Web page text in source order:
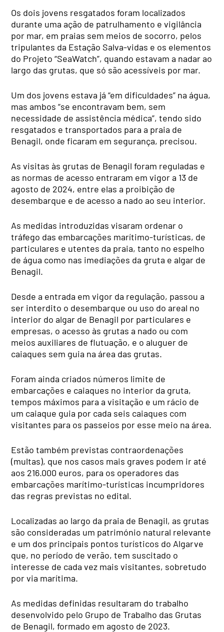
Os dois jovens resgatados foram localizados
durante uma ação de patrulhamento e vigilância
por mar, em praias sem meios de socorro, pelos
tripulantes da Estação Salva-vidas e os elementos
do Projeto “SeaWatch”, quando estavam a nadar ao
largo das grutas, que só são acessíveis por mar.
Um dos jovens estava já “em dificuldades” na água,
mas ambos “se encontravam bem, sem
necessidade de assistência médica”, tendo sido
resgatados e transportados para a praia de
Benagil, onde ficaram em segurança, precisou.
As visitas às grutas de Benagil foram reguladas e
as normas de acesso entraram em vigor a 13 de
agosto de 2024, entre elas a proibição de
desembarque e de acesso a nado ao seu interior.
As medidas introduzidas visaram ordenar o
tráfego das embarcações marítimo-turísticas, de
particulares e utentes da praia, tanto no espelho
de água como nas imediações da gruta e algar de
Benagil.
Desde a entrada em vigor da regulação, passou a
ser interdito o desembarque ou uso do areal no
interior do algar de Benagil por particulares e
empresas, o acesso às grutas a nado ou com
meios auxiliares de flutuação, e o aluguer de
caiaques sem guia na área das grutas.
Foram ainda criados números limite de
embarcações e caiaques no interior da gruta,
tempos máximos para a visitação e um rácio de
um caiaque guia por cada seis caiaques com
visitantes para os passeios por esse meio na área.
Estão também previstas contraordenações
(multas), que nos casos mais graves podem ir até
aos 216.000 euros, para os operadores das
embarcações marítimo-turísticas incumpridores
das regras previstas no edital.
Localizadas ao largo da praia de Benagil, as grutas
são consideradas um património natural relevante
e um dos principais pontos turísticos do Algarve
que, no período de verão, tem suscitado o
interesse de cada vez mais visitantes, sobretudo
por via marítima.
As medidas definidas resultaram do trabalho
desenvolvido pelo Grupo de Trabalho das Grutas
de Benagil, formado em agosto de 2023.